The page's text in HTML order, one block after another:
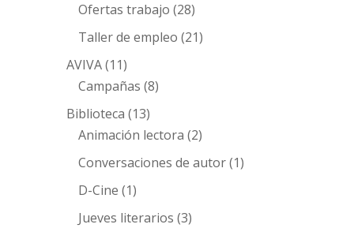
Ofertas trabajo (28)
Taller de empleo (21)
AVIVA(11)
Campañas (8)
Biblioteca (13)
Animación lectora (2)
Conversaciones de autor(1)
D-Cine (1)
Jueves literarios (3)